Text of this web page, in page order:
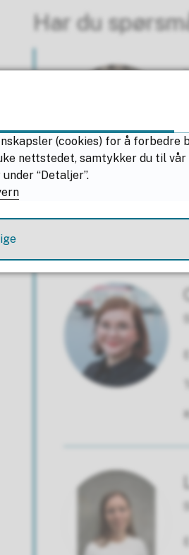
Har du
(cookies) for å
nettstedet, samtykker du til
“Detaljer”.